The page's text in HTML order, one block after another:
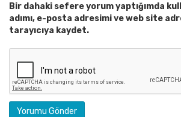
Bir dahaki sefere yorum yaptığımda
adımı, e-posta adresimi ve web site
tarayıcıya kaydet.